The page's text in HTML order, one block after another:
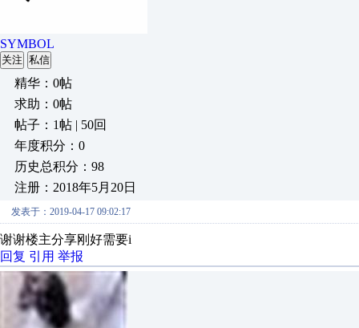
SYMBOL
关注 私信
精华：0帖
求助：0帖
帖子：1帖 | 50回
年度积分：0
历史总积分：98
注册：2018年5月20日
发表于：2019-04-17 09:02:17
谢谢楼主分享刚好需要i
回复 引用 举报